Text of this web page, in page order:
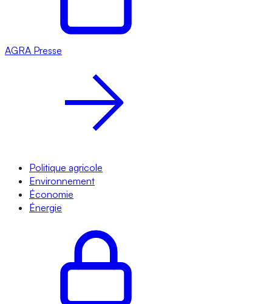
AGRA Presse
Politique agricole
Environnement
Économie
Énergie